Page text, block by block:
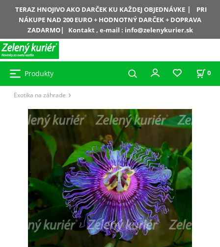
TERAZ HNOJIVO AKO DARČEK KU KAŽDEJ OBJEDNÁVKE|
PRI
NÁKUPE NAD 200 EURO + HODNOTNÝ DARČEK + DOPRAVA
ZADARMO| Kontakt , e-mail : info@zelenykurier.sk
Produkty 0
Exotika na záhrade